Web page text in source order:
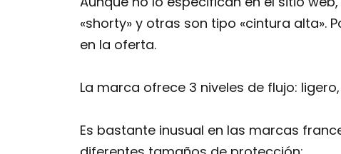
«shorty» y otras son tipo «cintura alta».
en la oferta.
La marca ofrece 3 niveles de flujo:
Es bastante inusual en las marcas